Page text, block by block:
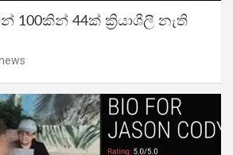
100කින් 44ක් ක්‍රියාශීලී නැති